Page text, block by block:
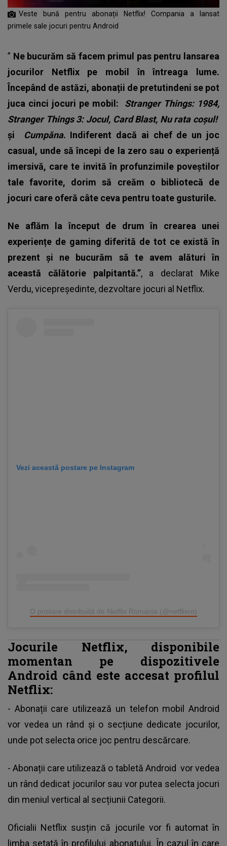
Veste bună pentru abonații Netflix! Compania a lansat
primele sale jocuri pentru Android
” Ne bucurăm să facem primul pas pentru lansarea
jocurilor Netflix pe mobil în întreaga lume.
Începând de astăzi, abonații de pretutindeni se pot
juca cinci jocuri pe mobil: Stranger Things: 1984,
Stranger Things 3: Jocul, Card Blast, Nu rata coșul!
și
Cumpăna. Indiferent dacă ai chef de un joc
casual, unde să începi de la zero sau o experiență
imersivă, care te invită în profunzimile poveștilor
tale favorite, dorim să creăm o bibliotecă de
jocuri care oferă câte ceva pentru toate gusturile.
Ne aflăm la început de drum în crearea unei
experiențe de gaming diferită de tot ce există în
prezent și ne bucurăm să te avem alături în
această călătorie palpitantă.”, a declarat Mike
Verdu, vicepreședinte, dezvoltare jocuri al Netflix.
Vezi această postare pe Instagram
O postare distribuită de Netflix Romania (@netflixro)
Jocurile Netflix, disponibile
momentan pe dispozitivele
Android când este accesat profilul
Netflix:
- Abonații care utilizează un telefon mobil Android
vor vedea un rând și o secțiune dedicate jocurilor,
unde pot selecta orice joc pentru descărcare.
- Abonații care utilizează o tabletă Android vor vedea
un rând dedicat jocurilor sau vor putea selecta jocuri
din meniul vertical al secțiunii Categorii.
Oficialii Netflix susțin că jocurile vor fi automat în
limba setată în profilului abonatului. În cazul în care